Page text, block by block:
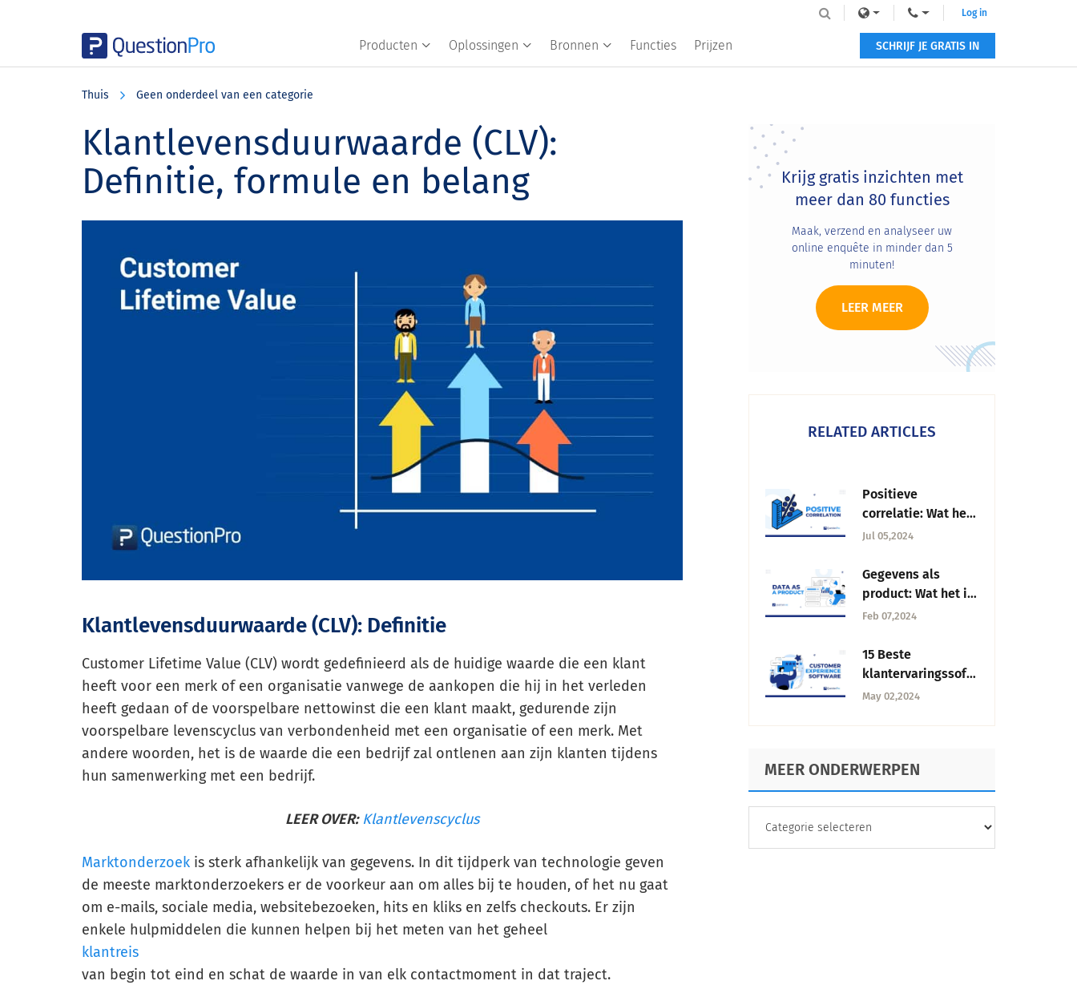
Producten Oplossingen Bronnen Functies Prijzen
Log in
SCHRIJF JE GRATIS IN
Thuis Geen onderdeel van een categorie
Klantlevensduurwaarde (CLV):
Definitie, formule en belang
Klantlevensduurwaarde (CLV): Definitie
Customer Lifetime Value (CLV) wordt gedefinieerd als de huidige waarde die een klant
heeft voor een merk of een organisatie vanwege de aankopen die hij in het verleden
heeft gedaan of de voorspelbare nettowinst die een klant maakt, gedurende zijn
voorspelbare levenscyclus van verbondenheid met een organisatie of een merk. Met
andere woorden, het is de waarde die een bedrijf zal ontlenen aan zijn klanten tijdens
hun samenwerking met een bedrijf.
LEER OVER: Klantlevenscyclus
Marktonderzoek is sterk afhankelijk van gegevens. In dit tijdperk van technologie geven
de meeste marktonderzoekers er de voorkeur aan om alles bij te houden, of het nu gaat
om e-mails, sociale media, websitebezoeken, hits en kliks en zelfs checkouts. Er zijn
enkele hulpmiddelen die kunnen helpen bij het meten van het geheel
klantreis
van begin tot eind en schat de waarde in van elk contactmoment in dat traject.
Primary
Sidebar
Krijg gratis inzichten met
meer dan 80 functies
Maak, verzend en analyseer uw
online enquête in minder dan 5
minuten!
LEER MEER
RELATED ARTICLES
Positieve
correlatie: Wat het
is, belang en hoe
Jul 05,2024
Gegevens als
product: Wat het is,
revolutie en
Feb 07,2024
15 Beste
klantervaringssoft
ware van 2025
May 02,2024
MEER ONDERWERPEN
ONDERWERPEN